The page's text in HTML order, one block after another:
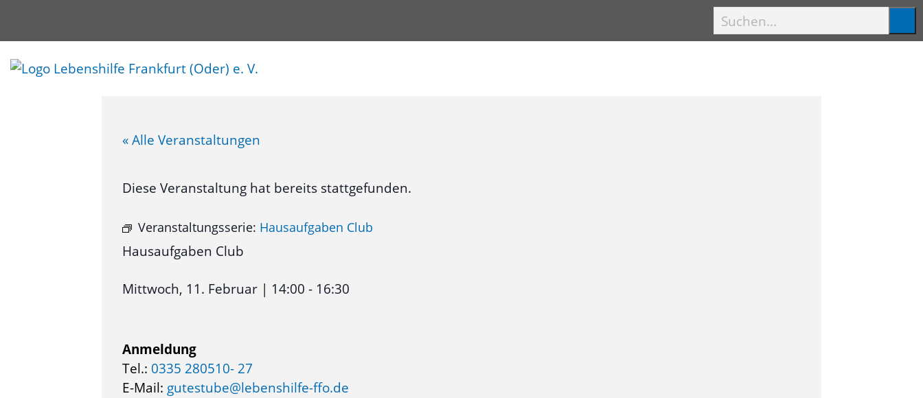
« Alle Veranstaltungen
Diese Veranstaltung hat bereits stattgefunden.
Veranstaltungsserie: Hausaufgaben Club
Hausaufgaben Club
Mittwoch, 11. Februar | 14:00 - 16:30
Anmeldung
Tel.: 0335 280510- 27
E-Mail: gutestube@lebenshilfe-ffo.de